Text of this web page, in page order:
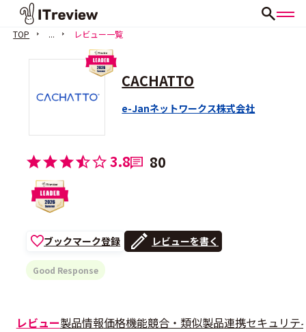
TOP ... レビュー一覧
CACHATTO
e-Janネットワークス株式会社
3.8 80
ブックマーク登録 レビューを書く
Good Response
レビュー製品情報価格機能競合・類似製品連携セキュリテ